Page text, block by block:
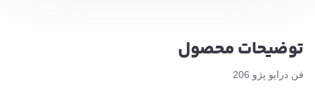
توضیحات محصول
فن درایو پژو 206